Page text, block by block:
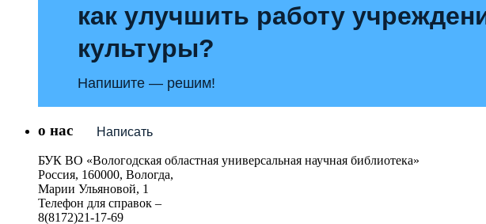
как улучшить работу
культуры?
Напишите — решим!
Написать
о нас
БУК ВО «Вологодская областная универсальная научная библиотека»
Россия, 160000, Вологда,
Марии Ульяновой, 1
Телефон для справок –
8(8172)21-17-69